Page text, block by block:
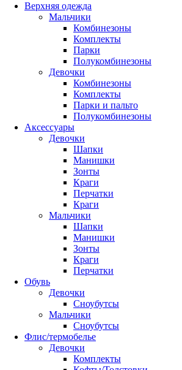
Верхняя одежда
Мальчики
Комбинезоны
Комплекты
Парки
Полукомбинезоны
Девочки
Комбинезоны
Комплекты
Парки и пальто
Полукомбинезоны
Аксессуары
Девочки
Шапки
Манишки
Зонты
Краги
Перчатки
Краги
Мальчики
Шапки
Манишки
Зонты
Краги
Перчатки
Обувь
Девочки
Сноубутсы
Мальчики
Сноубутсы
Флис/термобелье
Девочки
Комплекты